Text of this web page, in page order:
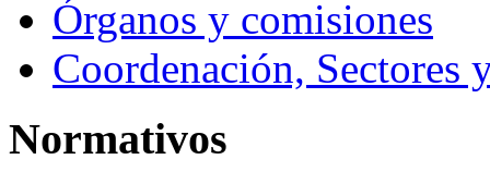
Órganos y comisiones
Coordenación, Sectores
Normativos